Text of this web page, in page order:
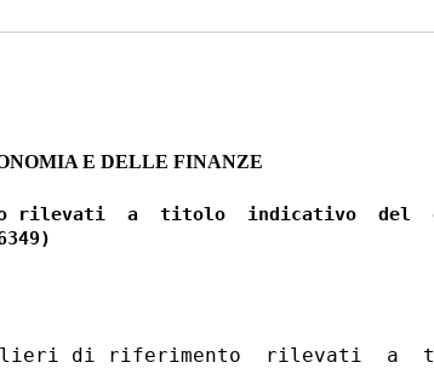
E DELLE FINANZE
rilevati  a  titolo  indicativo  del
di riferimento  rilevati  a